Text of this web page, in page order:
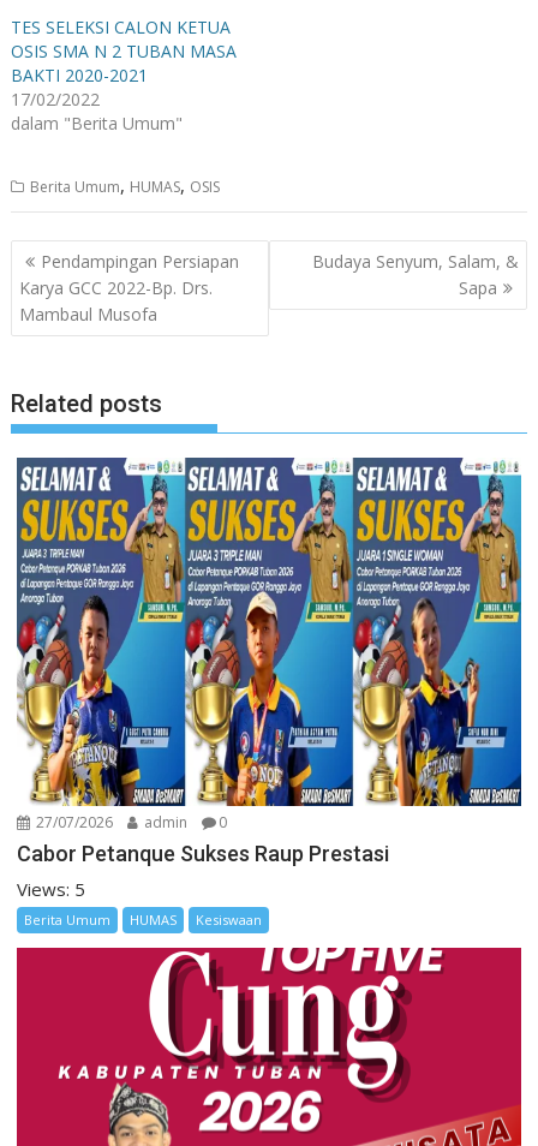
TES SELEKSI CALON KETUA
OSIS SMA N 2 TUBAN MASA
BAKTI 2020-2021
17/02/2022
dalam "Berita Umum"
Berita Umum, HUMAS, OSIS
Navigasi
pos
Pendampingan Persiapan
Karya GCC 2022-Bp. Drs.
Mambaul Musofa
Budaya Senyum, Salam, &
Sapa
Related posts
27/07/2026 admin 0
Cabor Petanque Sukses Raup Prestasi
Views: 5
Berita Umum HUMAS Kesiswaan